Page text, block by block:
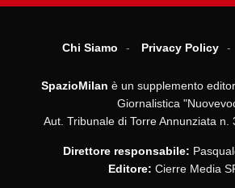
Chi Siamo Privacy Policy
SpazioMilan è un supplemento
Giornalistica
Aut. Tribunale di Torre Annunziata n.
Direttore responsabile:
Editore: Cierre Media